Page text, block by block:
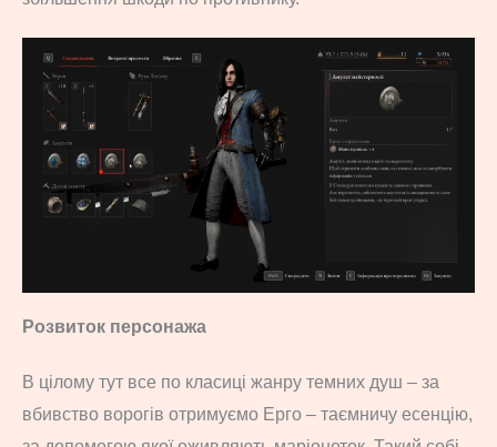
Розвиток персонажа
В цілому тут все по класиці жанру темних душ – за
вбивство ворогів отримуємо Ерго – таємничу есенцію,